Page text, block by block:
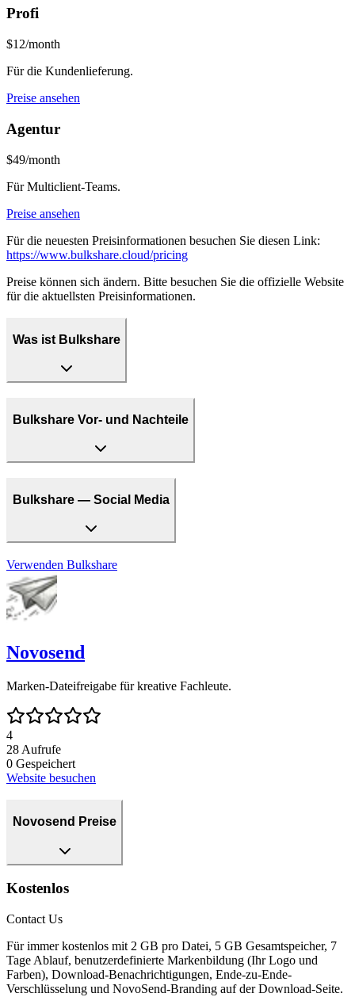
Profi
$12/month
Für die Kundenlieferung.
Preise ansehen
Agentur
$49/month
Für Multiclient-Teams.
Preise ansehen
Für die neuesten Preisinformationen besuchen Sie diesen Link:
https://www.bulkshare.cloud/pricing
Preise können sich ändern. Bitte besuchen Sie die offizielle Website
für die aktuellsten Preisinformationen.
Was ist Bulkshare
Bulkshare Vor- und Nachteile
Bulkshare — Social Media
Verwenden Bulkshare
Novosend
Marken-Dateifreigabe für kreative Fachleute.
4
28 Aufrufe
0 Gespeichert
Website besuchen
Novosend Preise
Kostenlos
Contact Us
Für immer kostenlos mit 2 GB pro Datei, 5 GB Gesamtspeicher, 7
Tage Ablauf, benutzerdefinierte Markenbildung (Ihr Logo und
Farben), Download-Benachrichtigungen, Ende-zu-Ende-
Verschlüsselung und NovoSend-Branding auf der Download-Seite.